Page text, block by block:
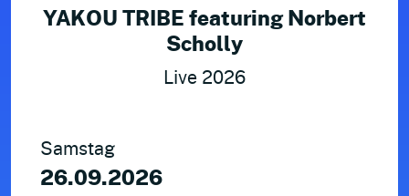
YAKOU TRIBE featuring Norbert
Scholly
Live 2026
Samstag
26.09.2026